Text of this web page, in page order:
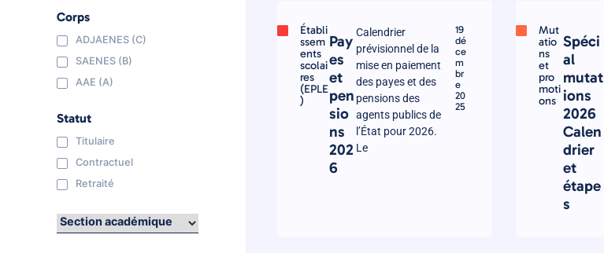
Corps
ADJAENES (C)
SAENES (B)
AAE (A)
Statut
Titulaire
Contractuel
Retraité
Établi
ssem
ents
scolai
res
(EPLE
)
Pay
es
et
pen
sio
ns
202
6
Calendrier
prévisionnel de la
mise en paiement
des payes et des
pensions des
agents publics de
l’État pour 2026.
Le
19
dé
ce
m
br
e
20
25
Mut
atio
ns
et
pro
moti
ons
Spéci
al
mutat
ions
2026
Calen
drier
et
étape
s